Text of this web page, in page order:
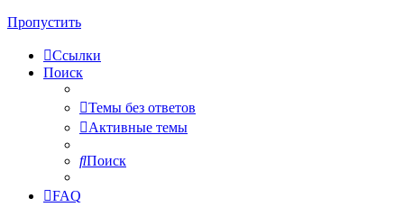
Пропустить
Ссылки
Поиск
Темы без ответов
Активные темы
Поиск
FAQ